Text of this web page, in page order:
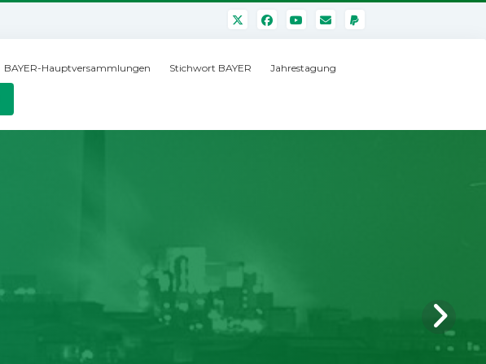
BAYER-Hauptversammlungen Stichwort BAYER Jahrestagung